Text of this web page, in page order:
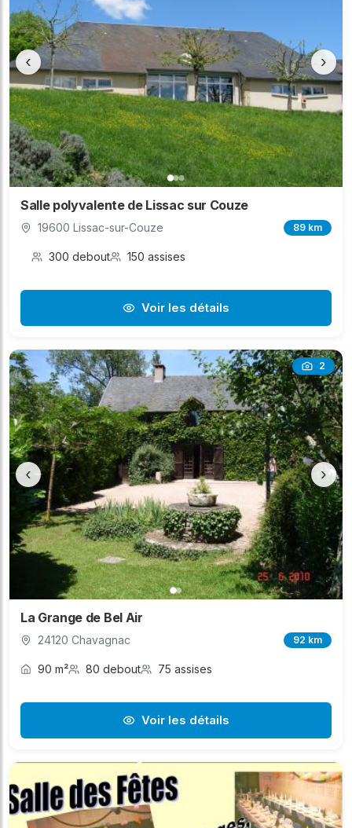
‹ ›
Salle polyvalente de Lissac sur Couze
19600 Lissac-sur-Couze 89 km
300 debout 150 assises
Voir les détails
2
‹ ›
La Grange de Bel Air
24120 Chavagnac 92 km
90 m² 80 debout 75 assises
Voir les détails